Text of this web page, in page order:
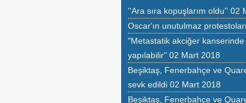
''Ara sıra kopuşlarım oldu'' 02
Oscar'ın unutulmaz protestoları
"Metastatik akciğer
yapılabilir" 02 Mart 2018
Beşiktaş, Fenerbahçe ve
sevk edildi 02 Mart 2018
Beşiktaş, Fenerbahçe ve